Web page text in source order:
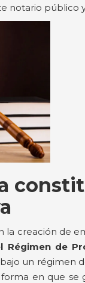
notario público
creación de
Régimen de
un régimen
en que se